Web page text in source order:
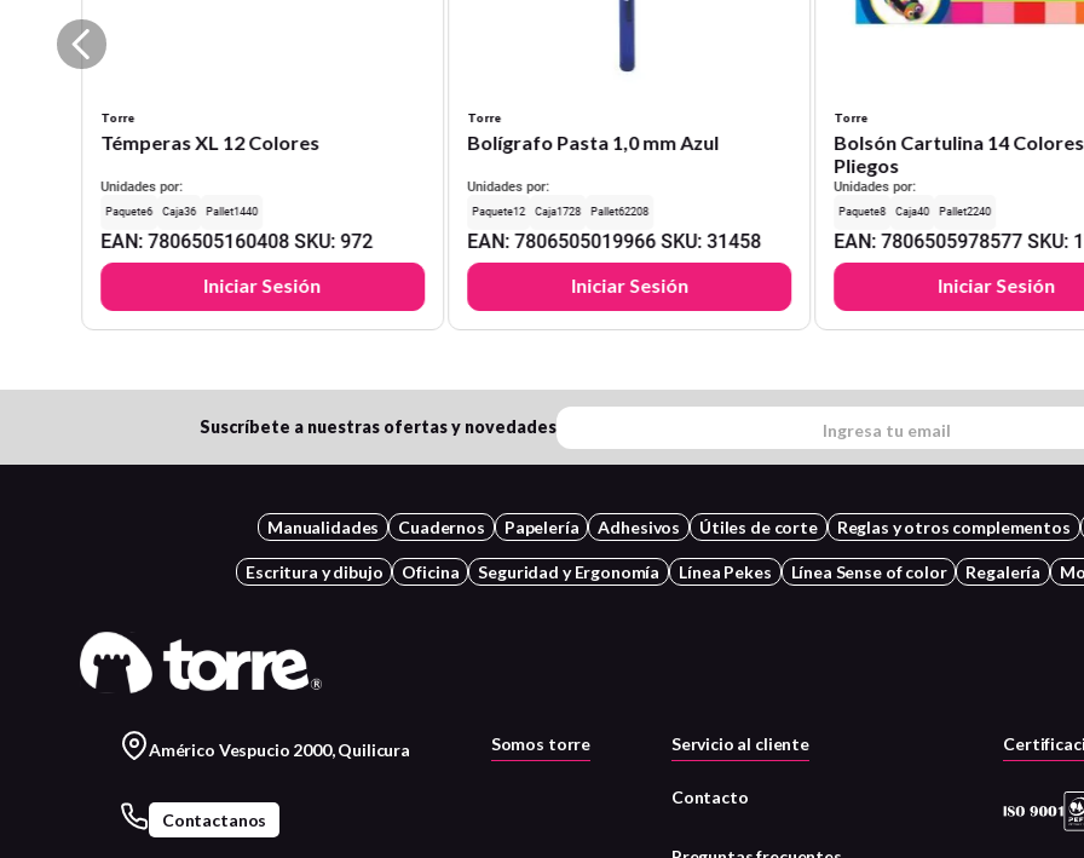
Torre
Témperas XL 12 Colores
Unidades por:
6 36 1440
EAN:7806505160408 SKU:972
Iniciar Sesión
Torre
Bolígrafo Pasta 1,0 mm Azul
Unidades por:
12 1728 62208
EAN:7806505019966 SKU:31458
Iniciar Sesión
Torre
Bolsón Cartulina 14
Pliegos
Unidades por:
8 40 2240
EAN:7806505978577 SKU:
Iniciar Sesión
Suscríbete a nuestras ofertas y novedades
Manualidades Cuadernos Papelería Adhesivos Útiles de corte Reglas y otros complementos
Escritura y dibujo Oficina Seguridad y Ergonomía Línea Pekes Línea Sense of color Regalería
Américo Vespucio 2000, Quilicura
Contactanos
Somos torre Servicio al cliente
Contacto